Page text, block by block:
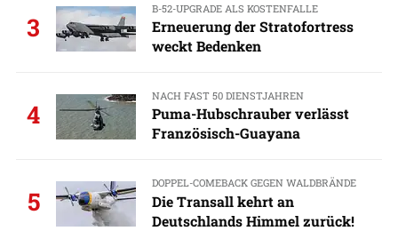
3
B-52-UPGRADE ALS KOSTENFALLE
Erneuerung der Stratofortress
weckt Bedenken
4
NACH FAST 50 DIENSTJAHREN
Puma-Hubschrauber verlässt
Französisch-Guayana
5
DOPPEL-COMEBACK GEGEN WALDBRÄNDE
Die Transall kehrt an
Deutschlands Himmel zurück!